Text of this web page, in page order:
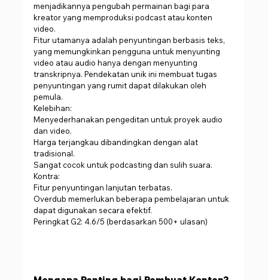
menjadikannya pengubah permainan bagi para
kreator yang memproduksi podcast atau konten
video.
Fitur utamanya adalah penyuntingan berbasis teks,
yang memungkinkan pengguna untuk menyunting
video atau audio hanya dengan menyunting
transkripnya. Pendekatan unik ini membuat tugas
penyuntingan yang rumit dapat dilakukan oleh
pemula.
Kelebihan:
Menyederhanakan pengeditan untuk proyek audio
dan video.
Harga terjangkau dibandingkan dengan alat
tradisional.
Sangat cocok untuk podcasting dan sulih suara.
Kontra:
Fitur penyuntingan lanjutan terbatas.
Overdub memerlukan beberapa pembelajaran untuk
dapat digunakan secara efektif.
Peringkat G2: 4.6/5 (berdasarkan 500+ ulasan)